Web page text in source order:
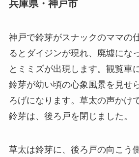
兵庫県・神戸市
神戸で鈴芽がスナックのママの
るとダイジンが現れ、廃墟にな
とミミズが出現します。観覧車
鈴芽が幼い頃の心象風景を見せ
ろげになります。草太の声かけ
鈴芽は、後ろ戸を閉じました。
草太は鈴芽に、後ろ戸の向こう